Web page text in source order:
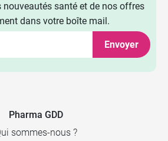
nouveautés santé et de nos offres
dans votre boîte mail.
Envoyer
Pharma GDD
sommes-nous ?